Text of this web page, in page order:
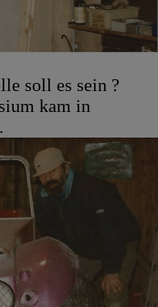
soll es sein ?
kam in